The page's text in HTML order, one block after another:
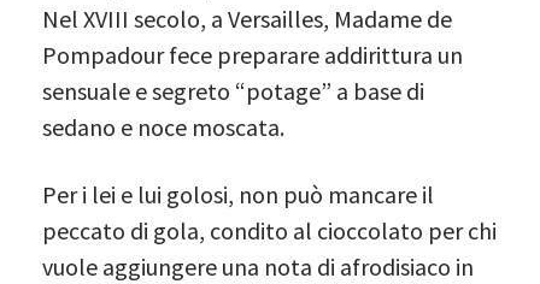
Nel XVIII secolo, a Versailles, Madame de
Pompadour fece preparare addirittura un
sensuale e segreto “potage” a base di
sedano e noce moscata.
Per i lei e lui golosi, non può mancare il
peccato di gola, condito al cioccolato per chi
vuole aggiungere una nota di afrodisiaco in